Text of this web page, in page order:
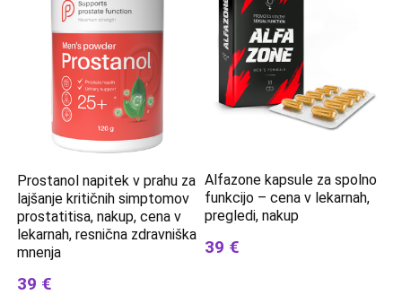
Prostanol napitek v prahu za
lajšanje kritičnih simptomov
prostatitisa, nakup, cena v
lekarnah, resnična zdravniška
mnenja
39 €
Alfazone kapsule za spolno
funkcijo – cena v lekarnah,
pregledi, nakup
39 €